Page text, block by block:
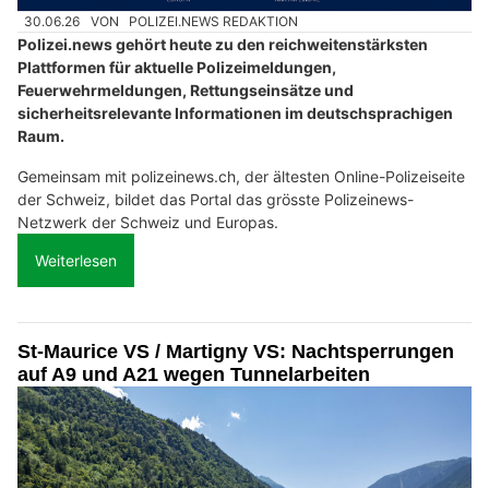
30.06.26 VON POLIZEI.NEWS REDAKTION
Polizei.news gehört heute zu den reichweitenstärksten
Plattformen für aktuelle Polizeimeldungen,
Feuerwehrmeldungen, Rettungseinsätze und
sicherheitsrelevante Informationen im deutschsprachigen
Raum.
Gemeinsam mit polizeinews.ch, der ältesten Online-Polizeiseite
der Schweiz, bildet das Portal das grösste Polizeinews-
Netzwerk der Schweiz und Europas.
Weiterlesen
St-Maurice VS / Martigny VS: Nachtsperrungen
auf A9 und A21 wegen Tunnelarbeiten